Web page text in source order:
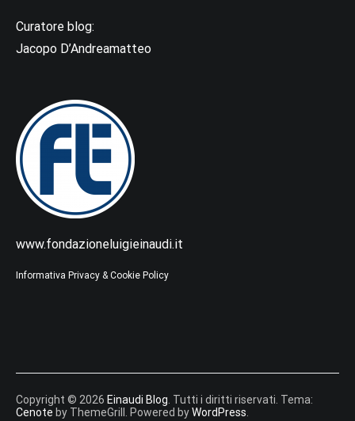
Curatore blog:
Jacopo D’Andreamatteo
www.fondazioneluigieinaudi.it
Informativa Privacy & Cookie Policy
Copyright © 2026 Einaudi Blog . Tutti i diritti riservati. Tema:
Cenote by ThemeGrill. Powered byWordPress